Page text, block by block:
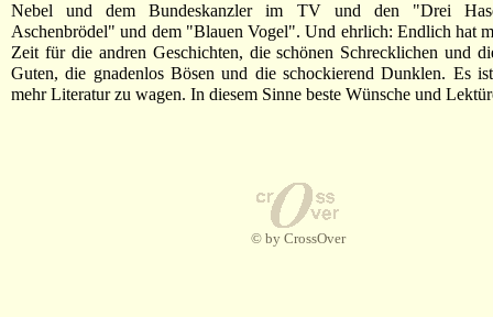
Nebel und dem Bundeskanzler im TV und den "Drei
Aschenbrödel" und dem "Blauen Vogel". Und ehrlich: Endlich hat
Zeit für die andren Geschichten, die schönen Schrecklichen und
Guten, die gnadenlos Bösen und die schockierend Dunklen. Es
mehr Literatur zu wagen. In diesem Sinne beste Wünsche und
© by CrossOver